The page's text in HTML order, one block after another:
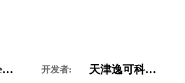
com.freeride.sfhelper 开发者: 天津逸可科技有限公司